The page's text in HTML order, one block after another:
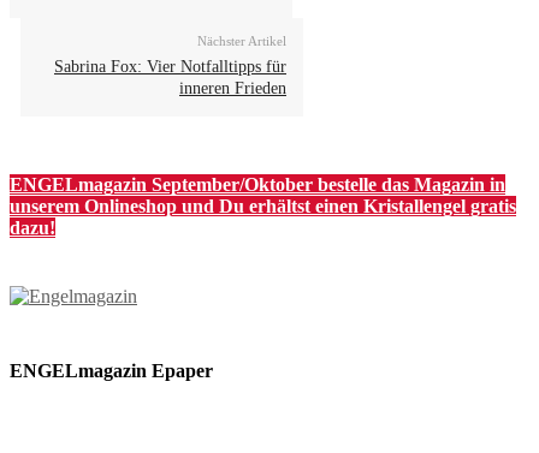
Nächster Artikel
Sabrina Fox: Vier Notfalltipps für
inneren Frieden
ENGELmagazin September/Oktober bestelle das Magazin in
unserem Onlineshop und Du erhältst einen Kristallengel gratis
dazu!
ENGELmagazin Epaper